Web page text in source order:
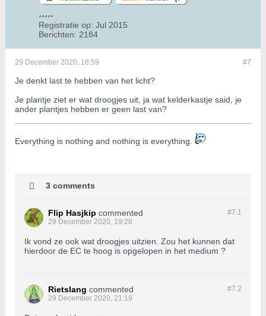
Registratie op: Jul 2015
Berichten: 2184
#7
29 December 2020, 18:59
Je denkt last te hebben van het licht?
Je plantje ziet er wat droogjes uit, ja wat kelderkastje said, je
ander plantjes hebben er geen last van?
​​​​​​Everything is nothing and nothing is everything.
3 comments
#7.1
Flip Hasjkip commented
29 December 2020, 19:28
Ik vond ze ook wat droogjes uitzien. Zou het kunnen dat
hierdoor de EC te hoog is opgelopen in het medium ?
#7.2
Rietslang commented
29 December 2020, 21:19